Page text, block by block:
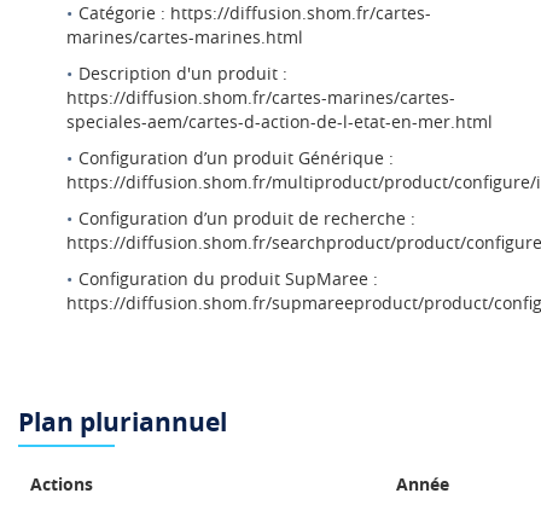
Catégorie : https://diffusion.shom.fr/cartes-
marines/cartes-marines.html
Description d'un produit :
https://diffusion.shom.fr/cartes-marines/cartes-
speciales-aem/cartes-d-action-de-l-etat-en-mer.html
Configuration d’un produit Générique :
https://diffusion.shom.fr/multiproduct/product/configure/
Configuration d’un produit de recherche :
https://diffusion.shom.fr/searchproduct/product/
Configuration du produit SupMaree :
https://diffusion.shom.fr/supmareeproduct/product/
Plan pluriannuel
Actions Année